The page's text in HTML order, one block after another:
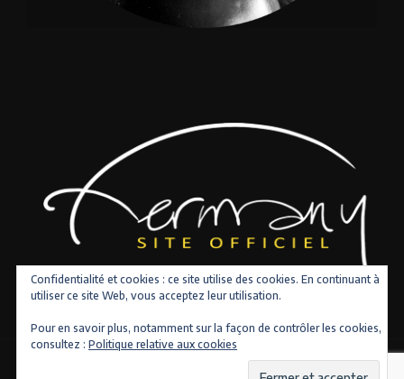
Confidentialité et cookies : ce site utilise des cookies. En continuant à
utiliser ce site Web, vous acceptez leur utilisation.
Pour en savoir plus, notamment sur la façon de contrôler les cookies,
consultez : Politique relative aux cookies